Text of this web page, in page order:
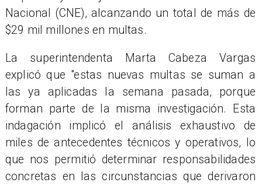
Nacional (CNE), alcanzando un total de más de
$29 mil millones en multas.
La superintendenta Marta Cabeza Vargas
explicó que "estas nuevas multas se suman a
las ya aplicadas la semana pasada, porque
forman parte de la misma investigación. Esta
indagación implicó el análisis exhaustivo de
miles de antecedentes técnicos y operativos, lo
que nos permitió determinar responsabilidades
concretas en las circunstancias que derivaron